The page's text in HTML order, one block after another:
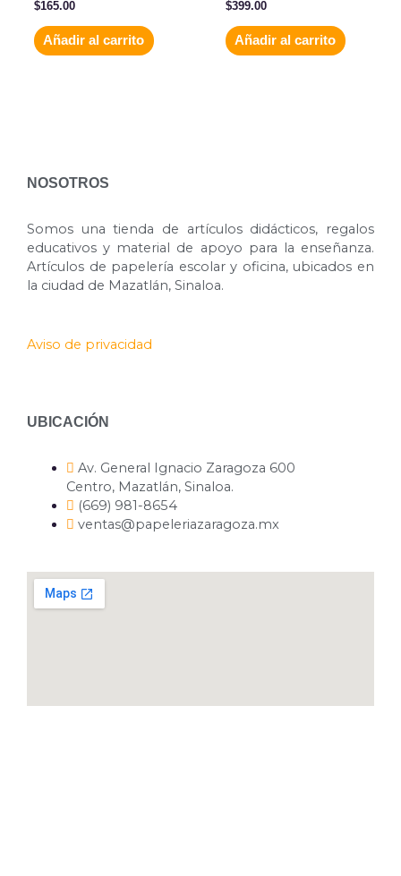
$165.00
Añadir al carrito
$399.00
Añadir al carrito
NOSOTROS
Somos una tienda de artículos didácticos, regalos
educativos y material de apoyo para la enseñanza.
Artículos de papelería escolar y oficina, ubicados en
la ciudad de Mazatlán, Sinaloa.
Aviso de privacidad
UBICACIÓN
Av. General Ignacio Zaragoza 600
Centro, Mazatlán, Sinaloa.
(669) 981-8654
ventas@papeleriazaragoza.mx